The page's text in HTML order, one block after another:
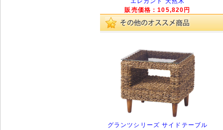
販売価格：105,820円
グランツシリーズ サイドテーブル